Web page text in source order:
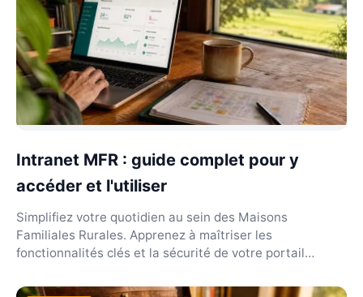
Intranet MFR : guide complet pour y
accéder et l'utiliser
Simplifiez votre quotidien au sein des Maisons
Familiales Rurales. Apprenez à maîtriser les
fonctionnalités clés et la sécurité de votre portail